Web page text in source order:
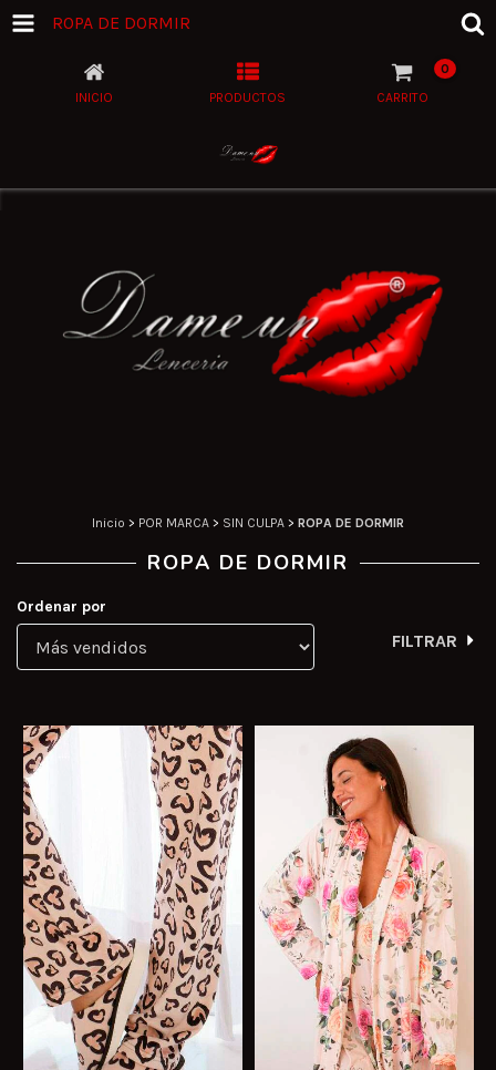
ROPA DE DORMIR
INICIO PRODUCTOS CARRITO
0
Inicio > POR MARCA > SIN CULPA > ROPA DE DORMIR
ROPA DE DORMIR
Ordenar por
FILTRAR